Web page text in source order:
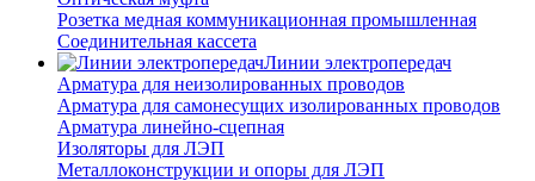
Розетка медная коммуникационная промышленная
Соединительная кассета
Линии электропередач
Арматура для неизолированных проводов
Арматура для самонесущих изолированных проводов
Арматура линейно-сцепная
Изоляторы для ЛЭП
Металлоконструкции и опоры для ЛЭП